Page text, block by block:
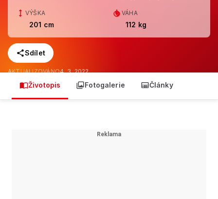
VÝŠKA
201 cm
VÁHA
112 kg
Sdílet
AKTUALIZOVÁNO4. 3. 2022
Životopis Fotogalerie Články